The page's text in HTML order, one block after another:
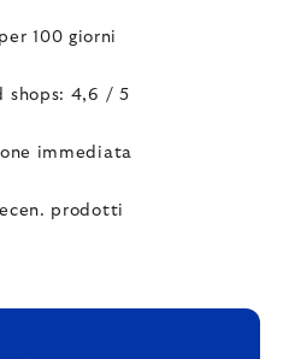
100 giorni
shops: 4,6 / 5
immediata
prodotti